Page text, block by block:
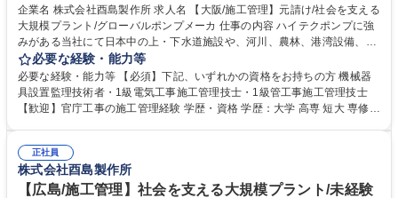
企業名 株式会社酉島製作所 求人名 【大阪/施工管理】元請け/社会を支える
大規模プラント/グローバルポンプメーカ 仕事の内容 ハイテクポンプに強
みがある当社にて日本中の上・下水道施設や、河川、農林、港湾設備、雨
水排水施設など国内の官公庁プロジェクトにおける工事全体の管理を行い
ます。 ■ポンプはプラントの基幹装置でハイテクポンプメーカーであるた
め元請けとして、プロジェクト全体を仕切ることが多くなります。■現場
代理人として、工事計画の策定、現場予算の管理、 現場の進捗管理、安全
ーバルポンプメーカ
必要な経験・能力等
必要な経験・能力等 【必須】下記、いずれかの資格をお持ちの方 機械器
具設置監理技術者・1級電気工事施工管理技士・1級管工事施工管理技士
【歓迎】官庁工事の施工管理経験 学歴・資格 学歴：大学 高専 短大 専修学
正社員
株式会社酉島製作所
【広島/施工管理】社会を支える大規模プラント/未経験